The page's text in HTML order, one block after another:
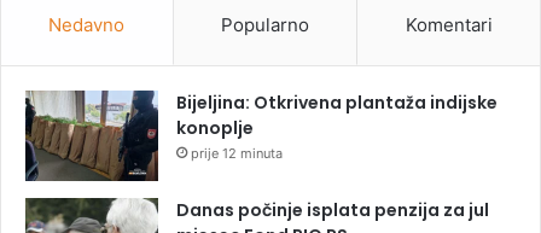
Nedavno Popularno Komentari
Bijeljina: Otkrivena plantaža indijske
konoplje
prije 12 minuta
Danas počinje isplata penzija za jul